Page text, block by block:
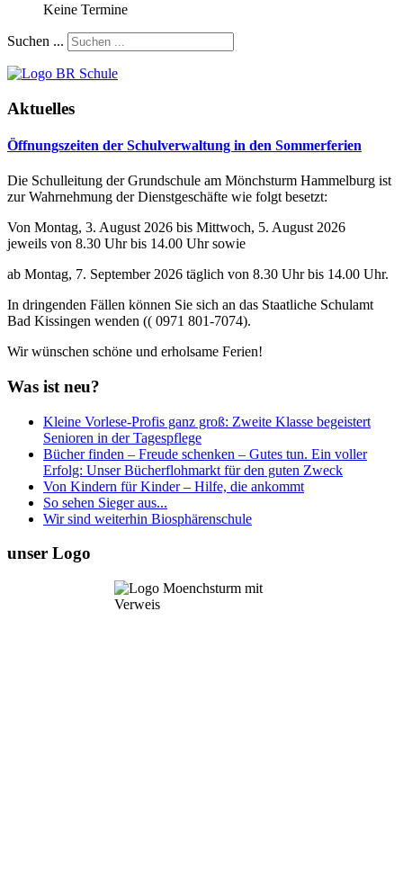
Keine Termine
Suchen ...
Aktuelles
Öffnungszeiten der Schulverwaltung in den Sommerferien
Die Schulleitung der Grundschule am Mönchsturm Hammelburg ist
zur Wahrnehmung der Dienstgeschäfte wie folgt besetzt:
Von Montag, 3. August 2026 bis Mittwoch, 5. August 2026
jeweils von 8.30 Uhr bis 14.00 Uhr sowie
ab Montag, 7. September 2026 täglich von 8.30 Uhr bis 14.00 Uhr.
In dringenden Fällen können Sie sich an das Staatliche Schulamt
Bad Kissingen wenden (( 0971 801-7074).
Wir wünschen schöne und erholsame Ferien!
Was ist neu?
Kleine Vorlese-Profis ganz groß: Zweite Klasse begeistert
Senioren in der Tagespflege
Bücher finden – Freude schenken – Gutes tun. Ein voller
Erfolg: Unser Bücherflohmarkt für den guten Zweck
Von Kindern für Kinder – Hilfe, die ankommt
So sehen Sieger aus...
Wir sind weiterhin Biosphärenschule
unser Logo